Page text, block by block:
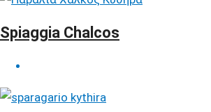
Spiaggia Chalcos